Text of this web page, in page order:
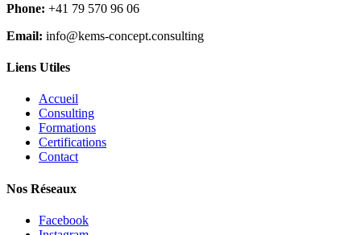
Phone: +41 79 570 96 06
Email: info@kems-concept.consulting
Liens Utiles
Accueil
Consulting
Formations
Certifications
Contact
Nos Réseaux
Facebook